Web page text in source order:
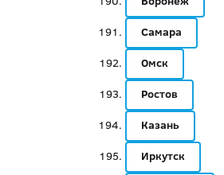
Самара
Омск
Ростов
Казань
Иркутск